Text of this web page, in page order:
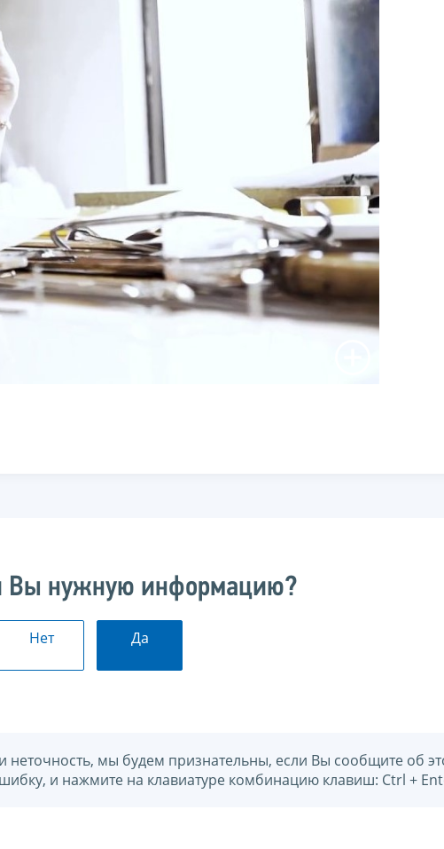
Вы нужную информацию?
Нет Да
неточность, мы будем признательны, если Вы сообщите об
и нажмите на клавиатуре комбинацию клавиш: Ctrl +